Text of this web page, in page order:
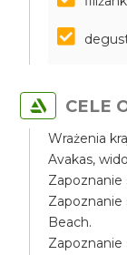
CELE
Wrażenia
Avakas,
Zapoznanie
Zapoznanie
Beach.
Zapoznanie